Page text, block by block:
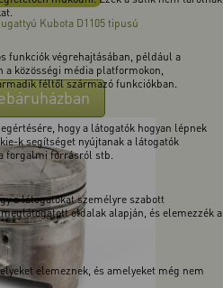
funkciók végrehajtásában, például a
közösségi média platformokon,
féltől származó funkciókban.
hogy a látogatók hogyan lépnek
k segítséget nyújtanak a látogatók
forgalmi forrásról stb.
a látogatókat személyre szabott
oldalak alapján, és elemezzék a
elemeznek, és amelyeket még nem
Kubota D1105 tipusú